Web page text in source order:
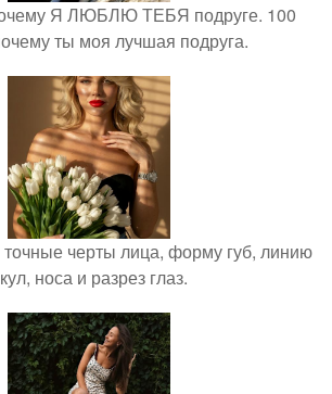
Я ЛЮБЛЮ ТЕБЯ подруге. 100
ты моя лучшая подруга.
черты лица, форму губ, линию
носа и разрез глаз.